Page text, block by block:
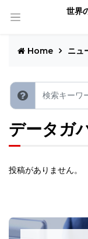
世界
Home ニュ
データガ
投稿がありません。